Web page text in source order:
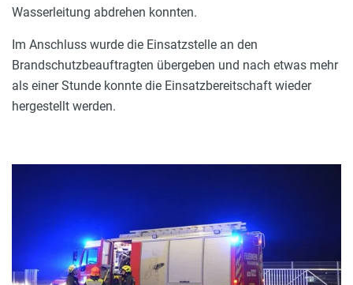
Wasserleitung abdrehen konnten.
Im Anschluss wurde die Einsatzstelle an den
Brandschutzbeauftragten übergeben und nach etwas mehr
als einer Stunde konnte die Einsatzbereitschaft wieder
hergestellt werden.